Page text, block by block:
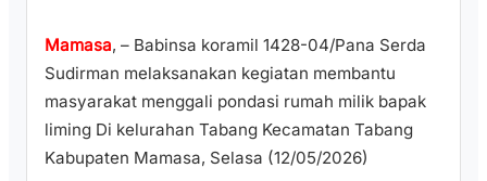
Mamasa, – Babinsa koramil 1428-04/Pana Serda
Sudirman melaksanakan kegiatan membantu
masyarakat menggali pondasi rumah milik bapak
liming Di kelurahan Tabang Kecamatan Tabang
Kabupaten Mamasa, Selasa (12/05/2026)